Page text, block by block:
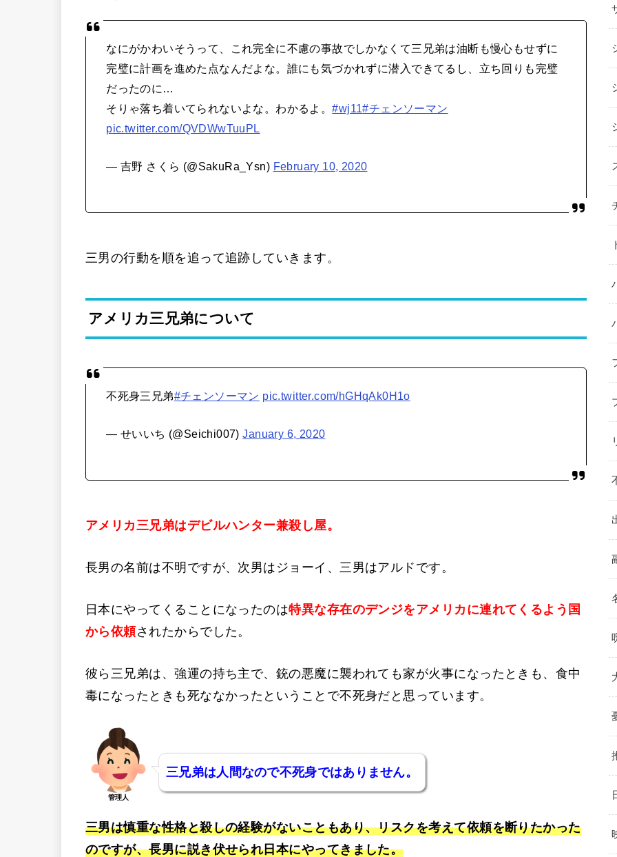
なにがかわいそうって、これ完全に不慮の事故でしかなくて三兄弟は油断も慢心もせずに
完璧に計画を進めた点なんだよな。誰にも気づかれずに潜入できてるし、立ち回りも完璧
だったのに…
そりゃ落ち着いてられないよな。わかるよ。#wj11#チェンソーマン
pic.twitter.com/QVDWwTuuPL
— 吉野 さくら (@SakuRa_Ysn) February 10, 2020
三男の行動を順を追って追跡していきます。
アメリカ三兄弟について
不死身三兄弟#チェンソーマン pic.twitter.com/hGHqAk0H1o
— せいいち (@Seichi007)January 6, 2020
アメリカ三兄弟はデビルハンター兼殺し屋。
長男の名前は不明ですが、次男はジョーイ、三男はアルドです。
日本にやってくることになったのは特異な存在のデンジをアメリカに連れてくるよう国
から依頼されたからでした。
彼ら三兄弟は、強運の持ち主で、銃の悪魔に襲われても家が火事になったときも、食中
毒になったときも死ななかったということで不死身だと思っています。
管理人
三兄弟は人間なので不死身ではありません。
三男は慎重な性格と殺しの経験がないこともあり、リスクを考えて依頼を断りたかった
のですが、長男に説き伏せられ日本にやってきました。